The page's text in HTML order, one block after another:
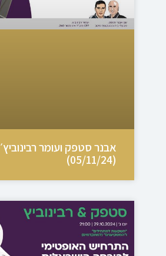
אבנר סטפק ועומר רבינוביץ׳
(05/11/24)